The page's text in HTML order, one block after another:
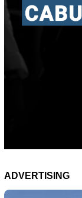
ADVERTISING